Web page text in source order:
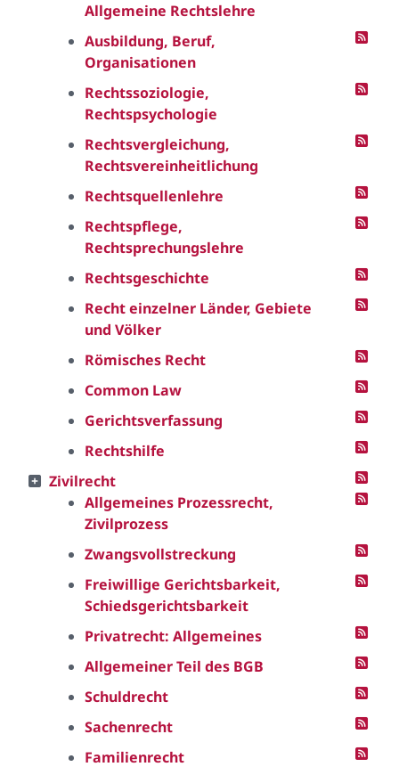
Allgemeine Rechtslehre
Ausbildung, Beruf,
Organisationen
Rechtssoziologie,
Rechtspsychologie
Rechtsvergleichung,
Rechtsvereinheitlichung
Rechtsquellenlehre
Rechtspflege,
Rechtsprechungslehre
Rechtsgeschichte
Recht einzelner Länder, Gebiete
und Völker
Römisches Recht
Common Law
Gerichtsverfassung
Rechtshilfe
Zivilrecht
Allgemeines Prozessrecht,
Zivilprozess
Zwangsvollstreckung
Freiwillige Gerichtsbarkeit,
Schiedsgerichtsbarkeit
Privatrecht: Allgemeines
Allgemeiner Teil des BGB
Schuldrecht
Sachenrecht
Familienrecht